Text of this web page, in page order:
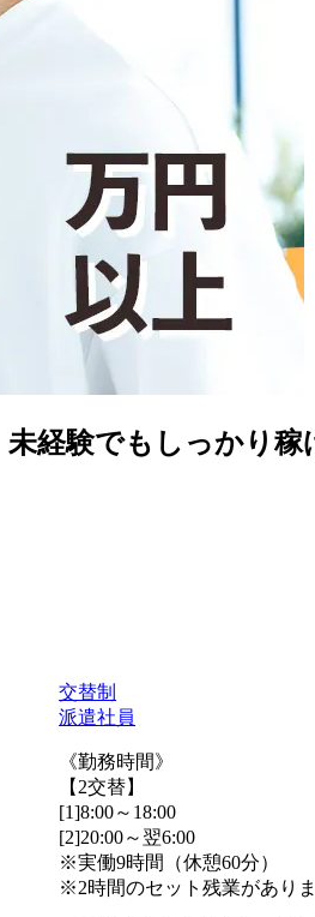
未経験でもしっかり
交替制
派遣社員
《勤務時間》
【2交替】
[1]8:00～18:00
[2]20:00～翌6:00
※実働9時間（休憩60分）
※2時間のセット残業があり